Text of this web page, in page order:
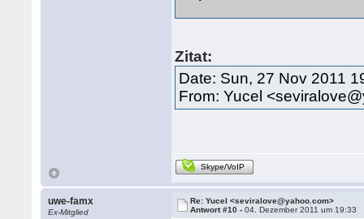
Zitat:
Date: Sun, 27 Nov 2011
From: Yucel
Skype/VoIP
uwe-famx
Ex-Mitglied
Re: Yucel <seviralove@yahoo.com>
Antwort #10 -04. Dezember 2011 um 19:33